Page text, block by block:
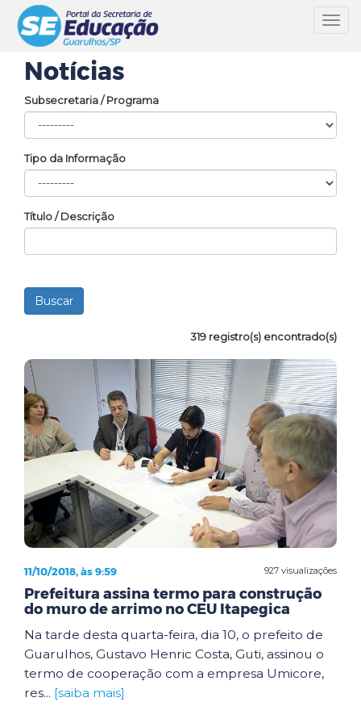
Notícias
Subsecretaria / Programa
Tipo da Informação
Título / Descrição
319 registro(s) encontrado(s)
927 visualizações
11/10/2018, às 9:59
Prefeitura assina termo para construção
do muro de arrimo no CEU Itapegica
Na tarde desta quarta-feira, dia 10, o prefeito de
Guarulhos, Gustavo Henric Costa, Guti, assinou o
termo de cooperação com a empresa Umicore,
res... [saiba mais]